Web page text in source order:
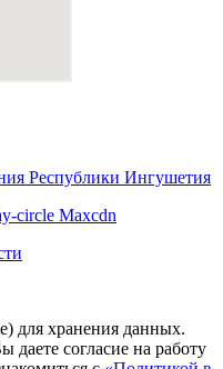
Республики Ингушетия
circle Maxcdn
для хранения данных.
даете согласие на работу